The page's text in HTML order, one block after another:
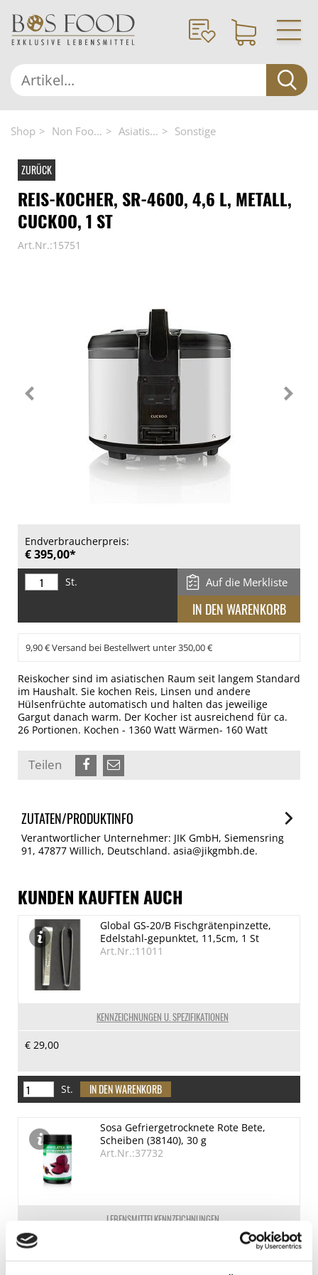
Shop Non Foo... Asiatis... Sonstige
ZURÜCK
REIS-KOCHER, SR-4600, 4,6 L, METALL,
CUCKOO, 1 ST
Art.Nr.:15751
Endverbraucherpreis:
€ 395,00*
St. Auf die Merkliste
9,90 € Versand bei Bestellwert unter 350,00 €
Reiskocher sind im asiatischen Raum seit langem Standard
im Haushalt. Sie kochen Reis, Linsen und andere
Hülsenfrüchte automatisch und halten das jeweilige
Gargut danach warm. Der Kocher ist ausreichend für ca.
26 Portionen. Kochen - 1360 Watt Wärmen- 160 Watt
Teilen
ZUTATEN/PRODUKTINFO
Verantwortlicher Unternehmer: JIK GmbH, Siemensring
91, 47877 Willich, Deutschland. asia@jikgmbh.de.
KUNDEN KAUFTEN AUCH
KENNZEICHNUNGEN U. SPEZIFIKATIONEN
Global GS-20/B Fischgrätenpinzette,
Edelstahl-gepunktet, 11,5cm, 1 St
Art.Nr.:11011
€ 29,00
St.
LEBENSMITTELKENNZEICHNUNGEN
Sosa Gefriergetrocknete Rote Bete,
Scheiben (38140), 30 g
Art.Nr.:37732
€ 27,95
€ 931,67/ kg